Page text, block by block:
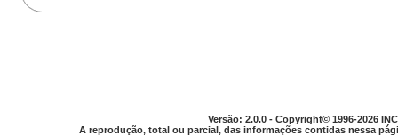
Versão: 2.0.0 - Copyright© 1996-2026
A reprodução, total ou parcial, das informações contidas nessa